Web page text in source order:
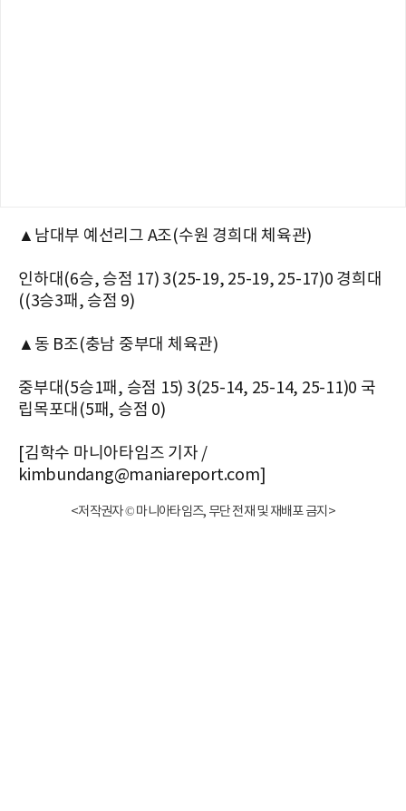
▲남대부 예선리그 A조(수원 경희대 체육관)
인하대(6승, 승점 17) 3(25-19, 25-19, 25-17)0 경희대
((3승3패, 승점 9)
▲동 B조(충남 중부대 체육관)
중부대(5승1패, 승점 15) 3(25-14, 25-14, 25-11)0 국
립목포대(5패, 승점 0)
[김학수 마니아타임즈 기자 /
kimbundang@maniareport.com]
<저작권자 © 마니아타임즈, 무단 전재 및 재배포 금지>